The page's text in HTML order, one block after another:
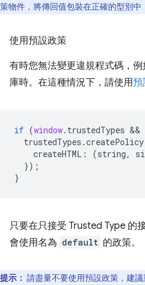
策物件，將傳回值包裝在正確的型別中
使用預設政策
有時您無法變更違規程式碼，
庫時。在這種情況下，請使用預
if (window. trustedTypes &&
trustedTypes .createPolicy
createHTML : (string,
});
}
只要在只接受 Trusted Type 的
會使用名為 default 的政策。
提示： 請盡量不要使用預設政策，建